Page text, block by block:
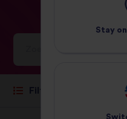
Ideeën en inspiratie
Filteren
Stay on